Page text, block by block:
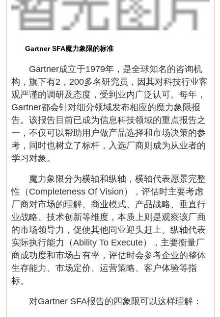
Gartner SFA魔力象限的标准
Gartner成立于1979年，是全球知名的咨询机
构，旗下有2，200多名研究员，因其对科技行业客
观严谨的调研及态度，受到业内广泛认可。每年，
Gartner都会针对细分领域发布相应的魔力象限报
告。该报告目前已成为信息科技领域的重点报告之
一，不仅可以帮助用户做产品选择和市场决策的参
考，同时也树立了标杆，入选厂商则成为从业者的
学习对象。
魔力象限分为横轴和纵轴，横轴代表愿景完整
性（Completeness Of Vision），评估时主要考虑
厂商对市场的理解、商业模式、产品战略、垂直行
业战略、技术创新等维度，本质上则是观察该厂商
的市场领导力，促使其他同业迎头赶上。纵轴代表
实际执行能力（Ability To Execute），主要衡量厂
商成功度和市场占有率，评估时会参考企业的整体
生存能力、市场定价、运营策略、客户体验等指
标。
对Gartner SFA报告的四象限可以这样理解：